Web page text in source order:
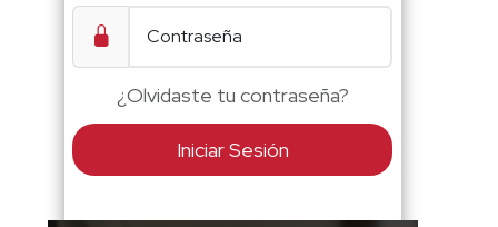
¿Olvidaste tu contraseña?
Iniciar Sesión